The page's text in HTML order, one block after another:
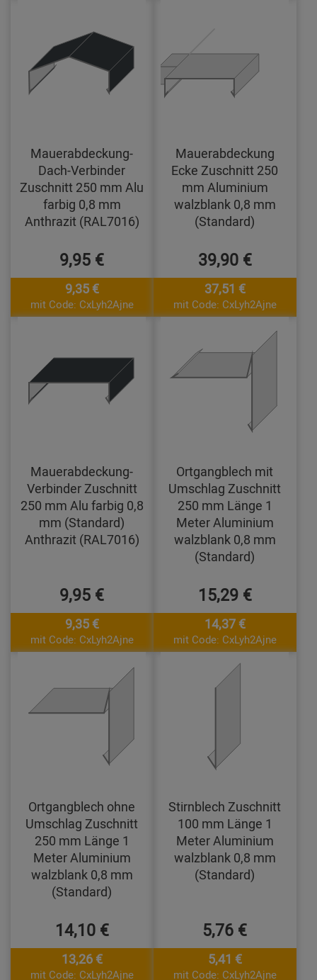
Mauerabdeckung-
Dach-Verbinder
Zuschnitt 250 mm Alu
farbig 0,8 mm
Anthrazit (RAL7016)
9,95 €
9,35 €
mit Code: CxLyh2Ajne
Mauerabdeckung
Ecke Zuschnitt 250
mm Aluminium
walzblank 0,8 mm
(Standard)
39,90 €
37,51 €
mit Code: CxLyh2Ajne
Mauerabdeckung-
Verbinder Zuschnitt
250 mm Alu farbig 0,8
mm (Standard)
Anthrazit (RAL7016)
9,95 €
9,35 €
mit Code: CxLyh2Ajne
Ortgangblech mit
Umschlag Zuschnitt
250 mm Länge 1
Meter Aluminium
walzblank 0,8 mm
(Standard)
15,29 €
14,37 €
mit Code: CxLyh2Ajne
Ortgangblech ohne
Umschlag Zuschnitt
250 mm Länge 1
Meter Aluminium
walzblank 0,8 mm
(Standard)
14,10 €
13,26 €
mit Code: CxLyh2Ajne
Stirnblech Zuschnitt
100 mm Länge 1
Meter Aluminium
walzblank 0,8 mm
(Standard)
5,76 €
5,41 €
mit Code: CxLyh2Ajne